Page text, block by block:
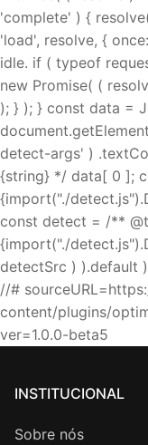
INSTITUCIONAL
Sobre nós